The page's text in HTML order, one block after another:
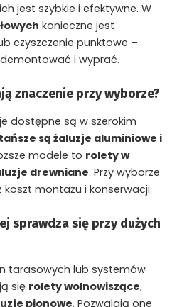
jest szybkie i efektywne. W
konieczne jest
czyszczenie punktowe –
i wyprać.
znaczenie przy wyborze?
dostępne są w szerokim
są żaluzje aluminiowe i
modele to rolety w
drewniane. Przy wyborze
montażu i konserwacji.
sprawdza się przy dużych
tarasowych lub systemów
się rolety wolnowiszące,
pionowe. Pozwalają one